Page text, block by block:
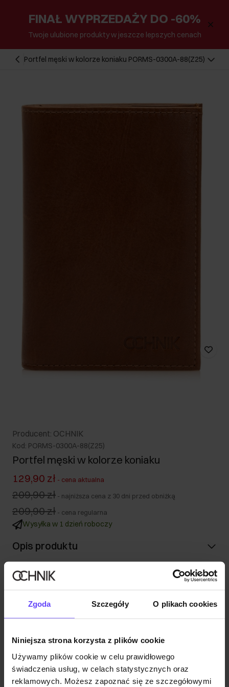
Zgoda Szczegóły O plikach cookies
Niniejsza strona korzysta z plików cookie
Używamy plików cookie w celu prawidłowego
świadczenia usług, w celach statystycznych oraz
reklamowych. Możesz zapoznać się ze szczegółowymi
FINAŁ WYPRZEDAŻY DO -60%
Twoje ulubione produkty w jeszcze lepszych cenach
Portfel męski w kolorze koniaku PORMS-0300A-88(Z25)
Producent: OCHNIK
Kod: PORMS-0300A-88(Z25)
Portfel męski w kolorze koniaku
129,90 zł - cena aktualna
209,90 zł - najniższa cena z 30 dni przed obniżką
209,90 zł - cena regularna
Wysyłka w 1 dzień roboczy
Opis produktu
Szczegóły
Skład i wymiary
Opinie